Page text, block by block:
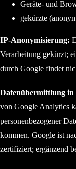
Geräte- und
gekürzte
IP-Anonymisierung:
Verarbeitung gekürzt;
durch Google findet
Datenübermittlung in
von Google Analytics
personenbezogener
kommen. Google ist
zertifiziert; ergänzend